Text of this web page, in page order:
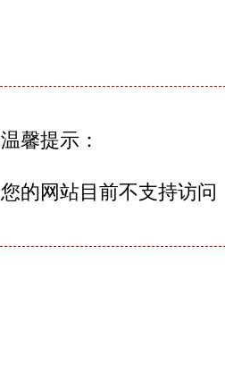
温馨提示：
您的网站目前不支持访